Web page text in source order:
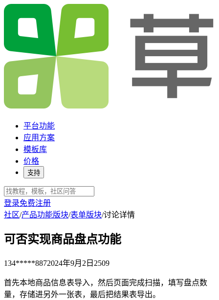
平台功能
应用方案
模板库
价格
支持
登录免费注册
社区/产品功能版块/表单版块/讨论详情
可否实现商品盘点功能
134*****8872024年9月2日 2509
首先本地商品信息表导入，然后页面完成扫描，填写盘点数
量，存储进另外一张表，最后把结果表导出。